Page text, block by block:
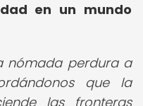
en un mundo
nómada perdura a
que la
las fronteras